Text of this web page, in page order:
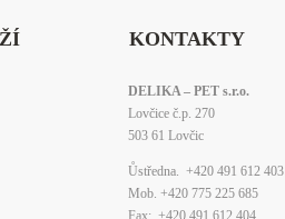
KONTAKTY
DELIKA – PET s.r.o.
Lovčice č.p. 270
503 61 Lovčic
Ůstředna. +420 491 612 403
Mob. +420 775 225 685
Fax: +420 491 612 404